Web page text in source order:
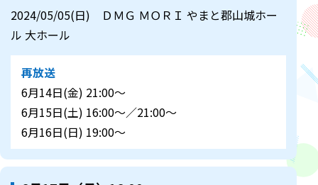
2024/05/05(日) ＤＭＧ ＭＯＲＩ やまと郡山城ホー
ル 大ホール
再放送
6月14日(金) 21:00～
6月15日(土) 16:00～／21:00～
6月16日(日) 19:00～